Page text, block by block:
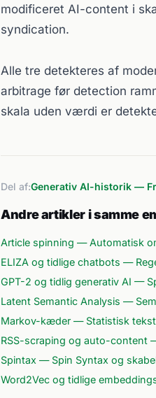
modificeret AI-content i
syndication.
Alle tre detekteres af
arbitrage før detection
skala uden værdi er
Del af:Generativ AI-historik —
Andre artikler i samme
Article spinning — Automatisk
ELIZA og tidlige chatbots —
GPT-2 og tidlig generativ AI —
Latent Semantic Analysis —
Markov-kæder — Statistisk
RSS-scraping og auto-content
Spintax — Spin Syntax og
Word2Vec og tidlige